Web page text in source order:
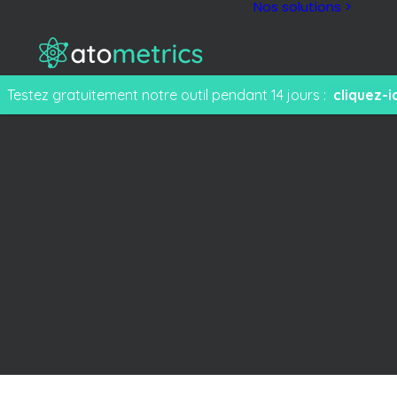
Nos solutions >
Testez gratuitement notre outil pendant 14 jours : cliquez-